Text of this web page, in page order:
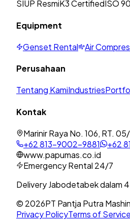
SIUP ResmiK3 CertifiedISO
Equipment
Genset Rental Air
Perusahaan
Tentang KamiIndustries
Kontak
Marinir Raya No. 106, RT.
+62 813-9002-9881
+62
www.papumas.co.id
Emergency Rental 24/7
Delivery Jabodetabek dalam 4
© 2026PT Pantja Putra
Privacy PolicyTerms of Service